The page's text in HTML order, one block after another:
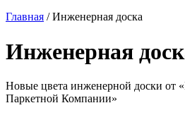
Главная / Инженерная доска
Инженерная
Новые цвета инженерной доски от
Паркетной Компании»